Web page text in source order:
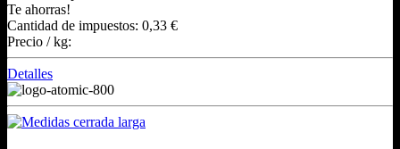
Te ahorras!
Cantidad de impuestos: 0,33 €
Precio / kg:
Detalles